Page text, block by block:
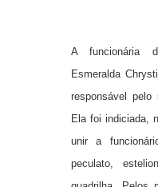
A funcionária
Esmeralda
responsável pelo
Ela foi indiciada,
unir a
peculato,